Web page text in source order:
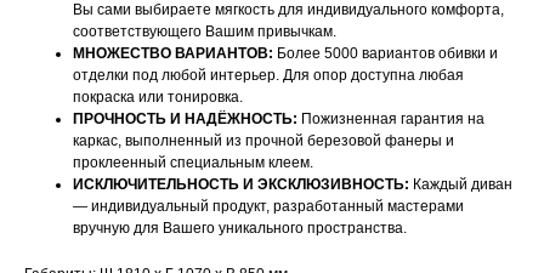
Вы сами выбираете мягкость для индивидуального комфорта,
соответствующего Вашим привычкам.
МНОЖЕСТВО ВАРИАНТОВ: Более 5000 вариантов обивки и
отделки под любой интерьер. Для опор доступна любая
покраска или тонировка.
ПРОЧНОСТЬ И НАДЁЖНОСТЬ: Пожизненная гарантия на
каркас, выполненный из прочной березовой фанеры и
проклеенный специальным клеем.
ИСКЛЮЧИТЕЛЬНОСТЬ И ЭКСКЛЮЗИВНОСТЬ: Каждый диван
— индивидуальный продукт, разработанный мастерами
вручную для Вашего уникального пространства.
НАШИ МЕНЕДЖЕРЫ ГОТОВЫ